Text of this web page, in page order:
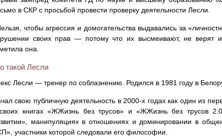
в СКР с просьбой провести проверку деятельности Лесли.
чтобы агрессия и домогательства выдавались за
своих прав — потому что их высмеивают, не верят
она.
такой Лесли
Лесли — тренер по соблазнению. Родился в 1981 году в
свою публичную деятельность в 2000-х годах как один из
книгах «ЖЖизнь без трусов» и «ЖЖизнь без трусов
манипуляциях в отношениях и доминировании в
участники которой следовали его философии.